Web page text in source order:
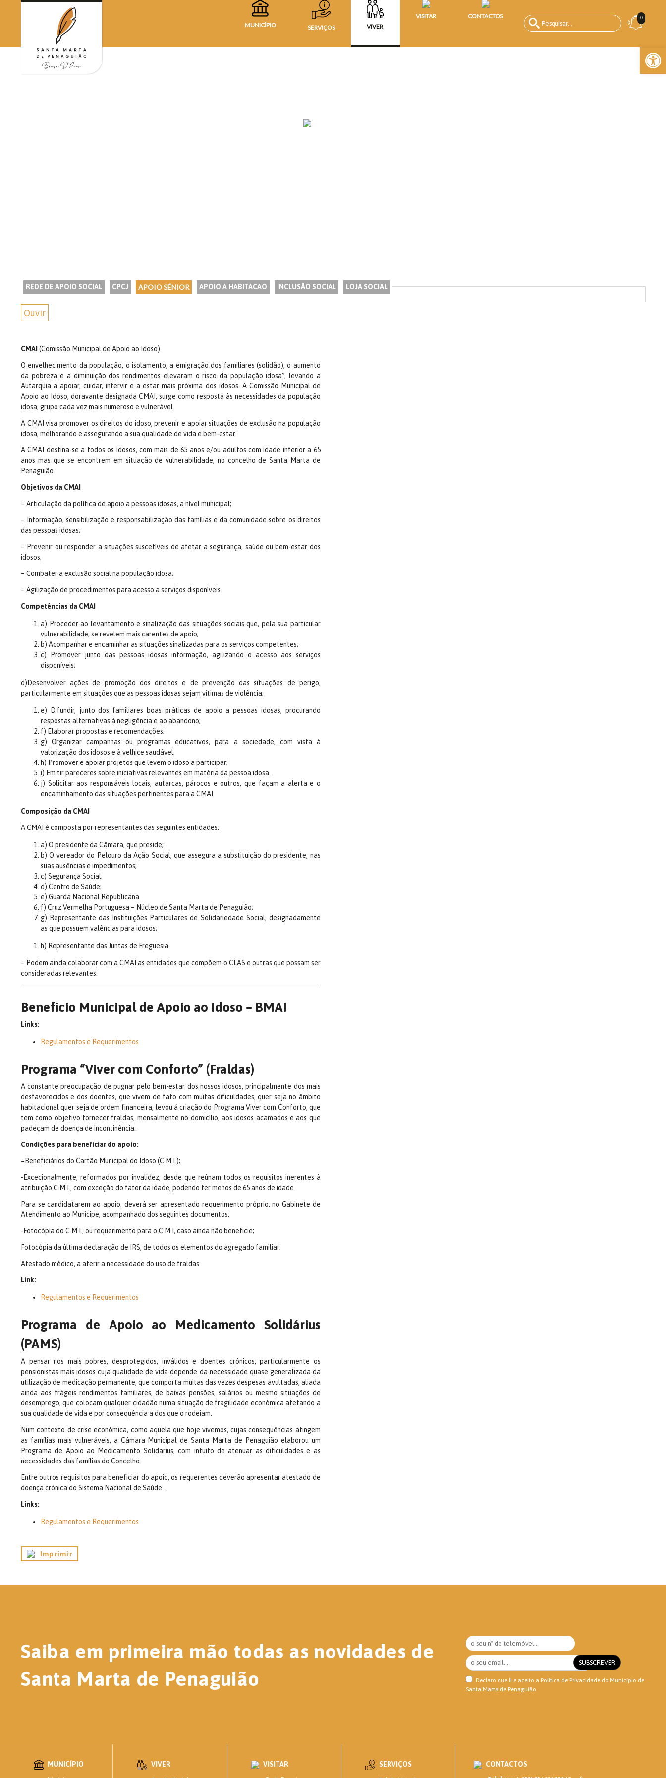
0
MUNICÍPIO SERVIÇOS VIVER
VISITAR CONTACTOS
REDE DE APOIO SOCIAL CPCJ APOIO SÉNIOR APOIO A HABITACAO INCLUSÃO SOCIAL LOJA SOCIAL
Ouvir
CMAI (Comissão Municipal de Apoio ao Idoso)
O envelhecimento da população, o isolamento, a emigração dos familiares (solidão), o aumento
da pobreza e a diminuição dos rendimentos elevaram o risco da população idosa”, levando a
Autarquia a apoiar, cuidar, intervir e a estar mais próxima dos idosos. A Comissão Municipal de
Apoio ao Idoso, doravante designada CMAI, surge como resposta às necessidades da população
idosa, grupo cada vez mais numeroso e vulnerável.
A CMAI visa promover os direitos do idoso, prevenir e apoiar situações de exclusão na população
idosa, melhorando e assegurando a sua qualidade de vida e bem-estar.
A CMAI destina-se a todos os idosos, com mais de 65 anos e/ou adultos com idade inferior a 65
anos mas que se encontrem em situação de vulnerabilidade, no concelho de Santa Marta de
Penaguião.
Objetivos da CMAI
– Articulação da política de apoio a pessoas idosas, a nível municipal;
– Informação, sensibilização e responsabilização das famílias e da comunidade sobre os direitos
das pessoas idosas;
– Prevenir ou responder a situações suscetíveis de afetar a segurança, saúde ou bem-estar dos
idosos;
– Combater a exclusão social na população idosa;
– Agilização de procedimentos para acesso a serviços disponíveis.
Competências da CMAI
a) Proceder ao levantamento e sinalização das situações sociais que, pela sua particular
vulnerabilidade, se revelem mais carentes de apoio;
b) Acompanhar e encaminhar as situações sinalizadas para os serviços competentes;
c) Promover junto das pessoas idosas informação, agilizando o acesso aos serviços
disponíveis;
d)Desenvolver ações de promoção dos direitos e de prevenção das situações de perigo,
particularmente em situações que as pessoas idosas sejam vítimas de violência;
e) Difundir, junto dos familiares boas práticas de apoio a pessoas idosas, procurando
respostas alternativas à negligência e ao abandono;
f) Elaborar propostas e recomendações;
g) Organizar campanhas ou programas educativos, para a sociedade, com vista à
valorização dos idosos e à velhice saudável;
h) Promover e apoiar projetos que levem o idoso a participar;
i) Emitir pareceres sobre iniciativas relevantes em matéria da pessoa idosa.
j) Solicitar aos responsáveis locais, autarcas, párocos e outros, que façam a alerta e o
encaminhamento das situações pertinentes para a CMAI.
Composição da CMAI
A CMAI é composta por representantes das seguintes entidades:
a) O presidente da Câmara, que preside;
b) O vereador do Pelouro da Ação Social, que assegura a substituição do presidente, nas
suas ausências e impedimentos;
c) Segurança Social;
d) Centro de Saúde;
e) Guarda Nacional Republicana
f) Cruz Vermelha Portuguesa – Núcleo de Santa Marta de Penaguião;
g) Representante das Instituições Particulares de Solidariedade Social, designadamente
as que possuem valências para idosos;
h) Representante das Juntas de Freguesia.
– Podem ainda colaborar com a CMAI as entidades que compõem o CLAS e outras que possam ser
consideradas relevantes.
Benefício Municipal de Apoio ao Idoso – BMAI
Links:
Regulamentos e Requerimentos
Programa “Viver com Conforto” (Fraldas)
A constante preocupação de pugnar pelo bem-estar dos nossos idosos, principalmente dos mais
desfavorecidos e dos doentes, que vivem de fato com muitas dificuldades, quer seja no âmbito
habitacional quer seja de ordem financeira, levou á criação do Programa Viver com Conforto, que
tem como objetivo fornecer fraldas, mensalmente no domicílio, aos idosos acamados e aos que
padeçam de doença de incontinência.
Condições para beneficiar do apoio:
– Beneficiários do Cartão Municipal do Idoso (C.M.I.);
-Excecionalmente, reformados por invalidez, desde que reúnam todos os requisitos inerentes à
atribuição C.M.I., com exceção do fator da idade, podendo ter menos de 65 anos de idade.
Para se candidatarem ao apoio, deverá ser apresentado requerimento próprio, no Gabinete de
Atendimento ao Munícipe, acompanhado dos seguintes documentos:
-Fotocópia do C.M.I., ou requerimento para o C.M.I, caso ainda não beneficie;
Fotocópia da última declaração de IRS, de todos os elementos do agregado familiar;
Atestado médico, a aferir a necessidade do uso de fraldas.
Link:
Regulamentos e Requerimentos
Programa de Apoio ao Medicamento Solidárius
(PAMS)
A pensar nos mais pobres, desprotegidos, inválidos e doentes crónicos, particularmente os
pensionistas mais idosos cuja qualidade de vida depende da necessidade quase generalizada da
utilização de medicação permanente, que comporta muitas das vezes despesas avultadas, aliada
ainda aos frágeis rendimentos familiares, de baixas pensões, salários ou mesmo situações de
desemprego, que colocam qualquer cidadão numa situação de fragilidade económica afetando a
sua qualidade de vida e por consequência a dos que o rodeiam.
Num contexto de crise económica, como aquela que hoje vivemos, cujas consequências atingem
as famílias mais vulneráveis, a Câmara Municipal de Santa Marta de Penaguião elaborou um
Programa de Apoio ao Medicamento Solidarius, com intuito de atenuar as dificuldades e as
necessidades das famílias do Concelho.
Entre outros requisitos para beneficiar do apoio, os requerentes deverão apresentar atestado de
doença crónica do Sistema Nacional de Saúde.
Links:
Regulamentos e Requerimentos
Imprimir
Saiba em primeira mão todas as novidades de
Santa Marta de Penaguião
Declaro que li e aceito a Política de Privacidadedo Município de
Santa Marta de Penaguião
MUNICÍPIO VIVER VISITAR SERVIÇOS CONTACTOS